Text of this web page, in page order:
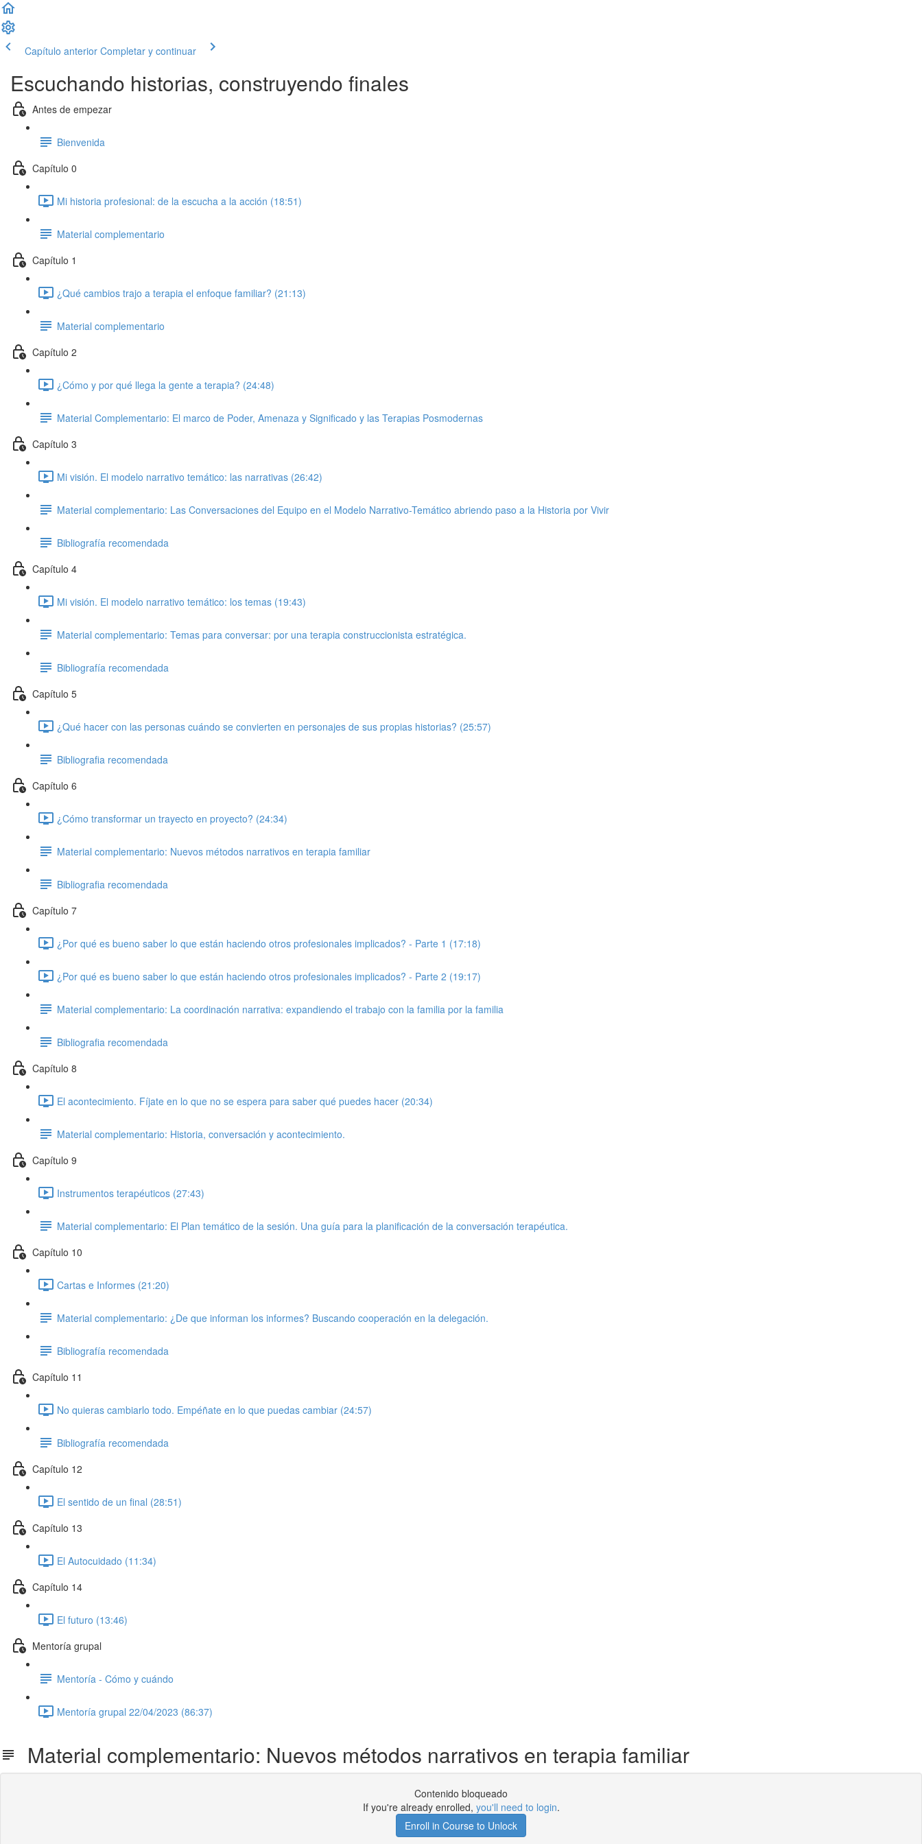
Capítulo anterior Completar y continuar
Escuchando historias, construyendo finales
Antes de empezar
Bienvenida
Capítulo 0
Mi historia profesional: de la escucha a la acción (18:51)
Material complementario
Capítulo 1
¿Qué cambios trajo a terapia el enfoque familiar? (21:13)
Material complementario
Capítulo 2
¿Cómo y por qué llega la gente a terapia? (24:48)
Material Complementario: El marco de Poder, Amenaza y Significado y las Terapias Posmodernas
Capítulo 3
Mi visión. El modelo narrativo temático: las narrativas (26:42)
Material complementario: Las Conversaciones del Equipo en el Modelo Narrativo-Temático abriendo paso a la Historia por Vivir
Bibliografía recomendada
Capítulo 4
Mi visión. El modelo narrativo temático: los temas (19:43)
Material complementario: Temas para conversar: por una terapia construccionista estratégica.
Bibliografía recomendada
Capítulo 5
¿Qué hacer con las personas cuándo se convierten en personajes de sus propias historias? (25:57)
Bibliografia recomendada
Capítulo 6
¿Cómo transformar un trayecto en proyecto? (24:34)
Material complementario: Nuevos métodos narrativos en terapia familiar
Bibliografia recomendada
Capítulo 7
¿Por qué es bueno saber lo que están haciendo otros profesionales implicados? - Parte 1 (17:18)
¿Por qué es bueno saber lo que están haciendo otros profesionales implicados? - Parte 2 (19:17)
Material complementario: La coordinación narrativa: expandiendo el trabajo con la familia por la familia
Bibliografia recomendada
Capítulo 8
El acontecimiento. Fíjate en lo que no se espera para saber qué puedes hacer (20:34)
Material complementario: Historia, conversación y acontecimiento.
Capítulo 9
Instrumentos terapéuticos (27:43)
Material complementario: El Plan temático de la sesión. Una guía para la planificación de la conversación terapéutica.
Capítulo 10
Cartas e Informes (21:20)
Material complementario: ¿De que informan los informes? Buscando cooperación en la delegación.
Bibliografía recomendada
Capítulo 11
No quieras cambiarlo todo. Empéñate en lo que puedas cambiar (24:57)
Bibliografía recomendada
Capítulo 12
El sentido de un final (28:51)
Capítulo 13
El Autocuidado (11:34)
Capítulo 14
El futuro (13:46)
Mentoría grupal
Mentoría - Cómo y cuándo
Mentoría grupal 22/04/2023 (86:37)
Material complementario: Nuevos métodos narrativos en terapia familiar
Contenido bloqueado
If you're already enrolled, you'll need to login.
Enroll in Course to Unlock